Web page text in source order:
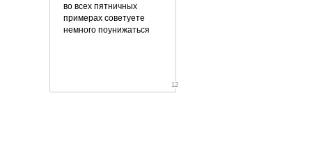
во всех пятничных
примерах советуете
немного поунижаться
12